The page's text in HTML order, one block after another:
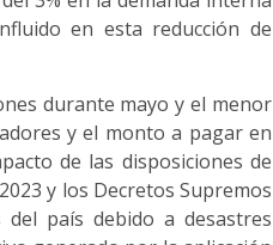
en esta reducción de
durante mayo y el menor
y el monto a pagar en
de las disposiciones de
y los Decretos Supremos
país debido a desastres